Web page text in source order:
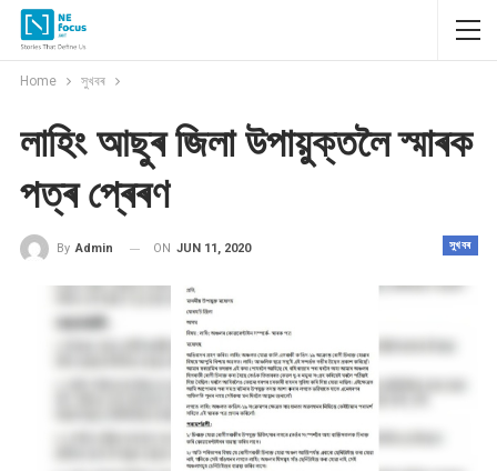
Home সুখবৰ
লাহিং আছুৰ জিলা উপায়ুক্তলৈ স্মাৰক
পত্ৰ প্ৰেৰণ
সুখবৰ
By Admin ON JUN 11, 2020